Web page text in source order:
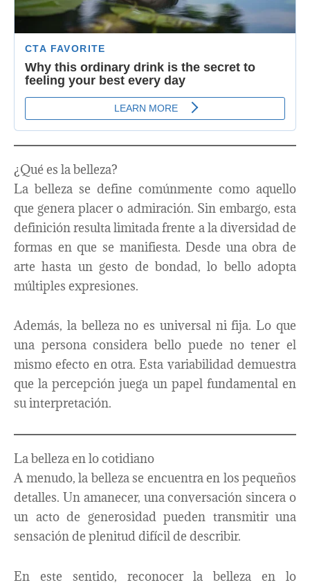
¿Qué es la belleza?
La belleza se define comúnmente como aquello
que genera placer o admiración. Sin embargo, esta
definición resulta limitada frente a la diversidad de
formas en que se manifiesta. Desde una obra de
arte hasta un gesto de bondad, lo bello adopta
múltiples expresiones.
Además, la belleza no es universal ni fija. Lo que
una persona considera bello puede no tener el
mismo efecto en otra. Esta variabilidad demuestra
que la percepción juega un papel fundamental en
su interpretación.
La belleza en lo cotidiano
A menudo, la belleza se encuentra en los pequeños
detalles. Un amanecer, una conversación sincera o
un acto de generosidad pueden transmitir una
sensación de plenitud difícil de describir.
En este sentido, reconocer la belleza en lo